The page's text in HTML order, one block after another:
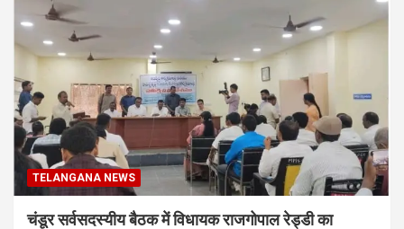
TELANGANA NEWS
चंडूर सर्वसदस्यीय बैठक में विधायक राजगोपाल रेड्डी का